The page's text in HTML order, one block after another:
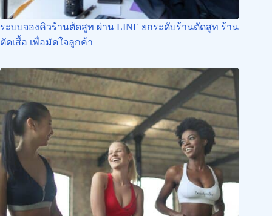
ระบบจองคิวร้านตัดสูท ผ่าน LINE ยกระดับร้านตัดสูท ร้าน
ตัดเสื้อ เพื่อมัดใจลูกค้า